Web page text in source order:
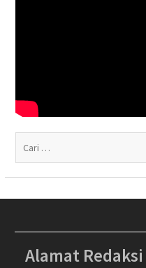
Alamat Redaksi